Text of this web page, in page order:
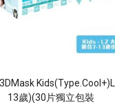
13歲)(30片獨立包裝